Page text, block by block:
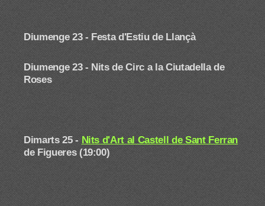
Diumenge 23 - Festa d'Estiu de Llançà
Diumenge 23 - Nits de Circ a la Ciutadella de
Roses
Dimarts 25 - Nits d'Art al Castell de Sant Ferran
de Figueres (19:00)